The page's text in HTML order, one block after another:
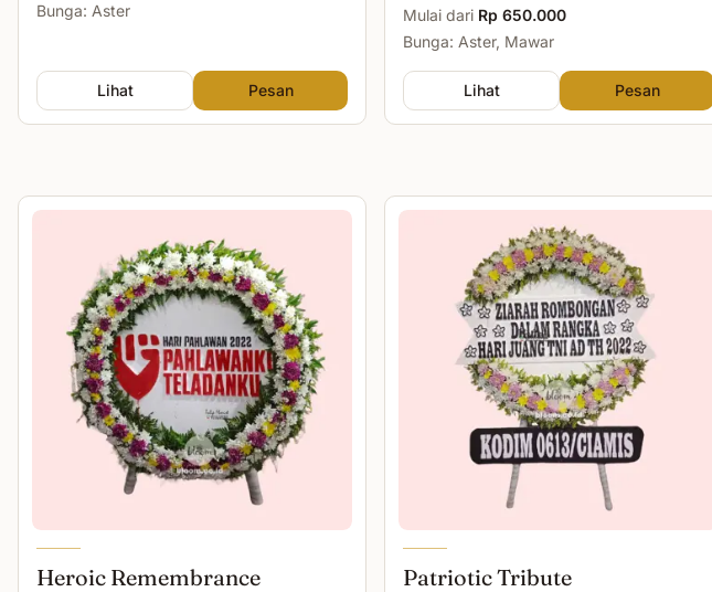
Bunga: Aster
Lihat Pesan
Mulai dari Rp 650.000
Bunga: Aster, Mawar
Lihat Pesan
Heroic Remembrance Patriotic Tribute